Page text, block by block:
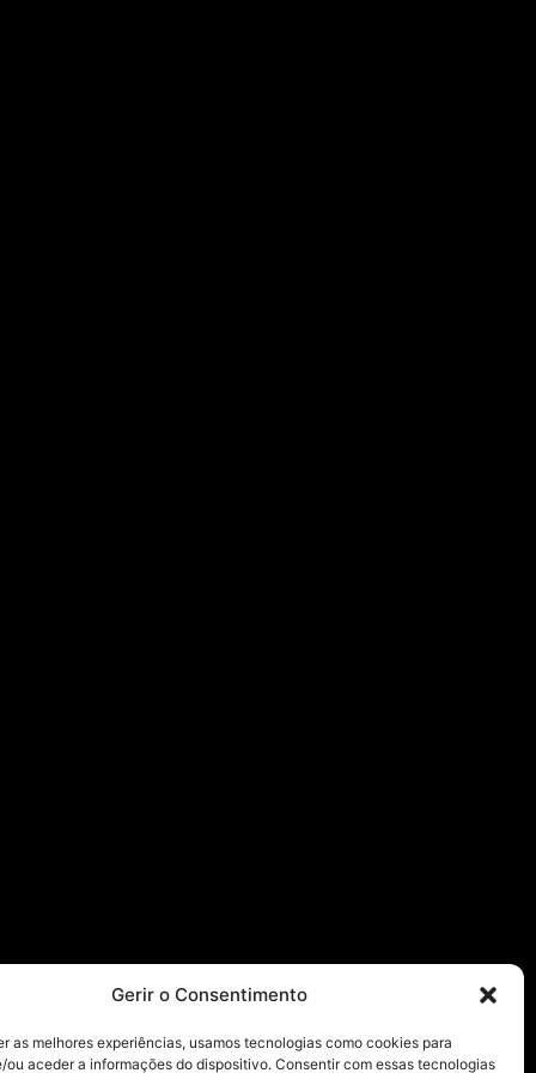
Gerir o Consentimento
as melhores experiências, usamos tecnologias como cookies para
ou aceder a informações do dispositivo. Consentir com essas tecnologias